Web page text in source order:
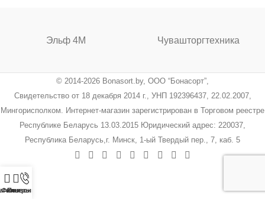
Эльф 4М Чувашторгтехника
© 2014-2026 Bonasort.by, ООО “Бонасорт”,
Свидетельство от 18 декабря 2014 г., УНП 192396437, 22.02.2007,
Мингорисполком. Интернет-магазин зарегистрирован в Торговом реестре
Республике Беларусь 13.03.2015 Юридический адрес: 220037,
Республика Беларусь,г. Минск, 1-ый Твердый пер., 7, каб. 5
Фильтры
Позвонить